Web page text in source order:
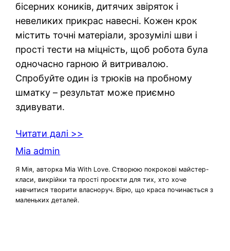
бісерних коників, дитячих звіряток і
невеликих прикрас навесні. Кожен крок
містить точні матеріали, зрозумілі шви і
прості тести на міцність, щоб робота була
одночасно гарною й витривалою.
Спробуйте один із трюків на пробному
шматку – результат може приємно
здивувати.
Читати далі >>
Mia admin
Я Мія, авторка Mia With Love. Створюю покрокові майстер-
класи, викрійки та прості проєкти для тих, хто хоче
навчитися творити власноруч. Вірю, що краса починається з
маленьких деталей.